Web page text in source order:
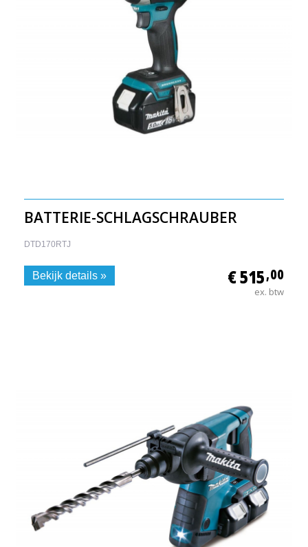
BATTERIE-SCHLAGSCHRAUBER
DTD170RTJ
€ 515,00
ex. btw
Bekijk details »